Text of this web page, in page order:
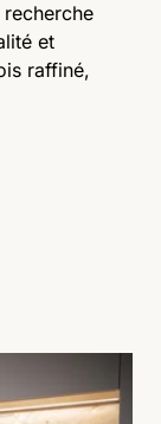
recherche
et
raffiné,